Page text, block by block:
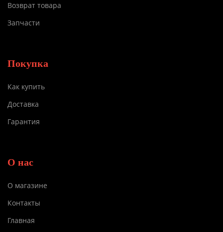
Возврат товара
Запчасти
Покупка
Как купить
Доставка
Гарантия
О нас
О магазине
Контакты
Главная